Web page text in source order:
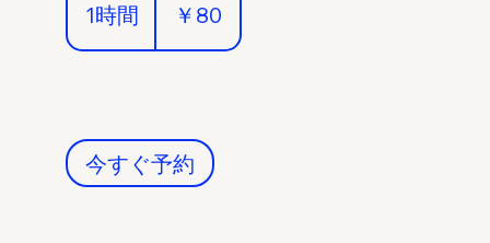
1時間
時
￥80
今すぐ予約